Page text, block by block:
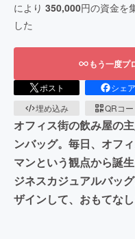
により 350,000円の資金を
した
もう一度プ
ポスト シェア
埋め込み
QRコー
オフィス街の飲み屋の
ンバッグ。毎日、オフ
マンという観点から誕
ジネスカジュアルバッ
ザインして、おもてなし